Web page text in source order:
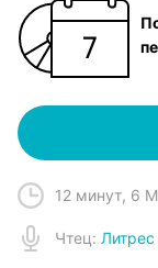
12 минут, 6
Чтец: Литрес